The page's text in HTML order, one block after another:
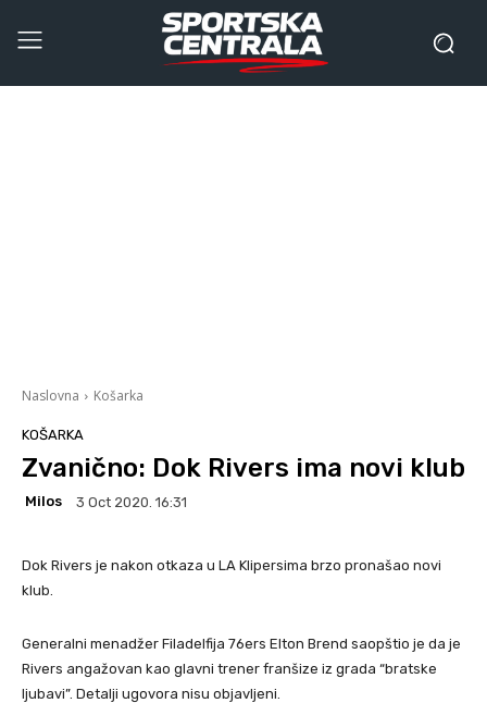
Naslovna Košarka
KOŠARKA
Zvanično: Dok Rivers ima novi klub
Milos 3 Oct 2020. 16:31
Dok Rivers je nakon otkaza u LA Klipersima brzo pronašao novi
klub.
Generalni menadžer Filadelfija 76ers Elton Brend saopštio je da je
Rivers angažovan kao glavni trener franšize iz grada “bratske
ljubavi”. Detalji ugovora nisu objavljeni.